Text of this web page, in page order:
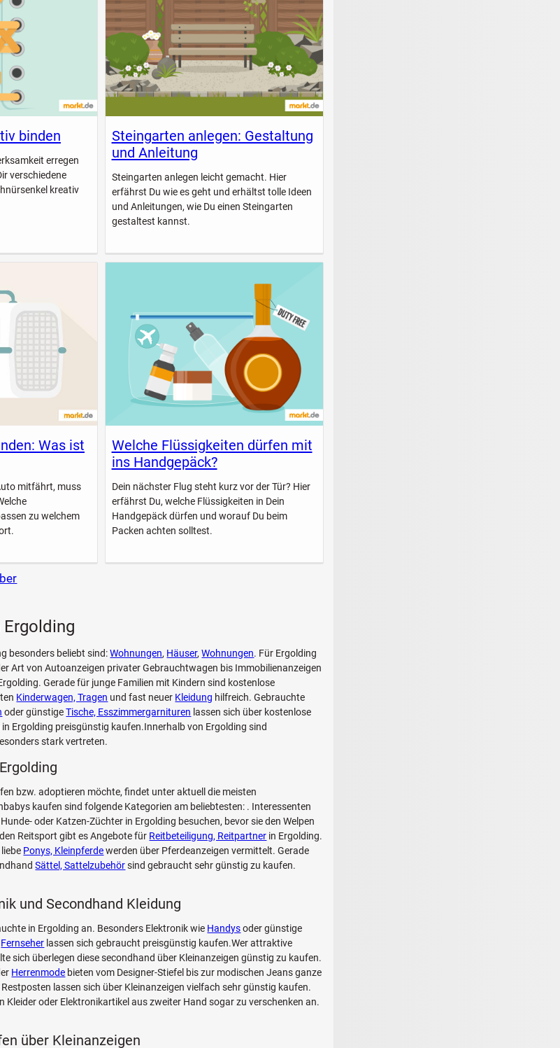
binden
erregen
verschiedene
kreativ
Steingarten anlegen: Gestaltung
und Anleitung
Steingarten anlegen leicht gemacht. Hier
erfährst Du wie es geht und erhältst tolle Ideen
und Anleitungen, wie Du einen Steingarten
gestaltest kannst.
Was ist
mitfährt, muss
zu welchem
Welche Flüssigkeiten dürfen mit
ins Handgepäck?
Dein nächster Flug steht kurz vor der Tür? Hier
erfährst Du, welche Flüssigkeiten in Dein
Handgepäck dürfen und worauf Du beim
Packen achten solltest.
besonders beliebt sind:Wohnungen, Häuser,Wohnungen. Für Ergolding
Art von Autoanzeigen privater Gebrauchtwagen bis Immobilienanzeigen
Gerade für junge Familien mit Kindern sind kostenlose
Kinderwagen, Tragen und fast neuer Kleidung hilfreich. Gebrauchte
oder günstigeTische, Esszimmergarnituren lassen sich über kostenlose
Ergolding preisgünstig kaufen.Innerhalb von Ergolding sind
stark vertreten.
bzw. adoptieren möchte, findet unter aktuell die meisten
kaufen sind folgende Kategorien am beliebtesten: . Interessenten
oder Katzen-Züchter in Ergolding besuchen, bevor sie den Welpen
Reitsport gibt es Angebote für Reitbeteiligung, Reitpartner in Ergolding.
Ponys, Kleinpferdewerden über Pferdeanzeigen vermittelt. Gerade
Sättel, Sattelzubehörsind gebraucht sehr günstig zu kaufen.
und Secondhand Kleidung
in Ergolding an. Besonders Elektronik wie Handysoder günstige
Fernseher lassen sich gebraucht preisgünstig kaufen.Wer attraktive
sich überlegen diese secondhand über Kleinanzeigen günstig zu kaufen.
Herrenmode bieten vom Designer-Stiefel bis zur modischen Jeans ganze
lassen sich über Kleinanzeigen vielfach sehr günstig kaufen.
Kleider oder Elektronikartikel aus zweiter Hand sogar zu verschenken an.
über Kleinanzeigen